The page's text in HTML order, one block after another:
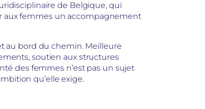
de Belgique, qui
aux femmes un accompagnement
au bord du chemin. Meilleure
soutien aux structures
des femmes n’est pas un sujet
qu’elle exige.